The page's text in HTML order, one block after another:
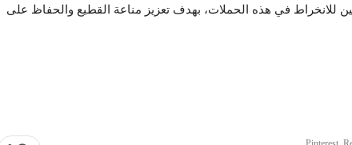
للانخراط في هذه الحملات، بهدف تعزيز مناعة القطيع والحفاظ على